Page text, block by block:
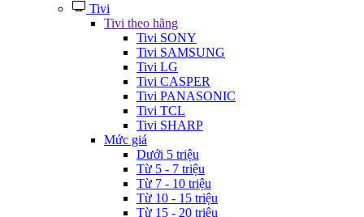
Tivi
Tivi theo hãng
Tivi SONY
Tivi SAMSUNG
Tivi LG
Tivi CASPER
Tivi PANASONIC
Tivi TCL
Tivi SHARP
Mức giá
Dưới 5 triệu
Từ 5 - 7 triệu
Từ 7 - 10 triệu
Từ 10 - 15 triệu
Từ 15 - 20 triệu